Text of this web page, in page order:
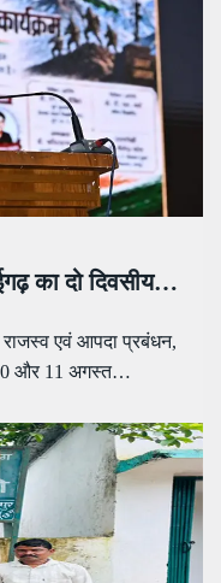
का दो दिवसीय…
एवं आपदा प्रबंधन,
10 और 11 अगस्त…